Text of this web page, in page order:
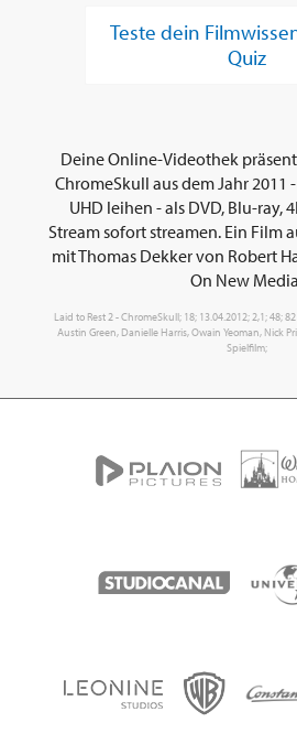
Teste dein
Quiz
Deine Online-Videothek
ChromeSkull aus dem Jahr 2011
UHD leihen - als DVD, Blu-ray,
Stream sofort streamen. Ein Film
mit Thomas Dekker von Robert
On New
Laid to Rest 2 - ChromeSkull; 18; 13.04.2012; 2,1; 48;
Austin Green, Danielle Harris, Owain Yeoman, Nick
Spielfilm;